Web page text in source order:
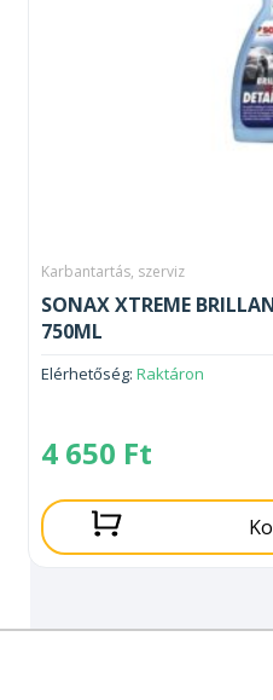
Karbantartás, szerviz
SONAX XTREME
750ML
Elérhetőség: Raktáron
4 650 Ft